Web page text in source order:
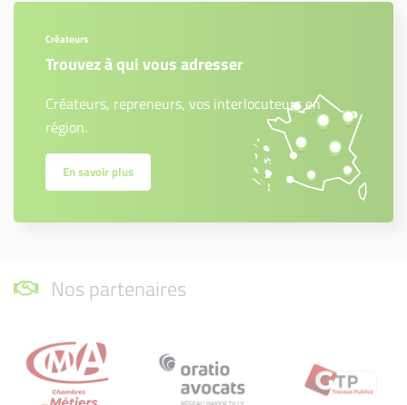
Créateurs
Trouvez à qui vous adresser
Créateurs, repreneurs, vos interlocuteurs en
région.
En savoir plus
Nos partenaires